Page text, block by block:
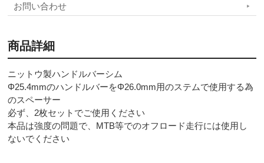
お問い合わせ
商品詳細
ニットウ製ハンドルバーシム
Φ25.4mmのハンドルバーをΦ26.0mm用のステムで使用する為
のスペーサー
必ず、2枚セットでご使用ください
本品は強度の問題で、MTB等でのオフロード走行には使用し
ないでください